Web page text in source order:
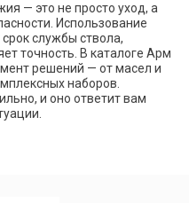
— это не просто уход, а
Использование
службы ствола,
точность. В каталоге Арм
решений — от масел и
наборов.
и оно ответит вам